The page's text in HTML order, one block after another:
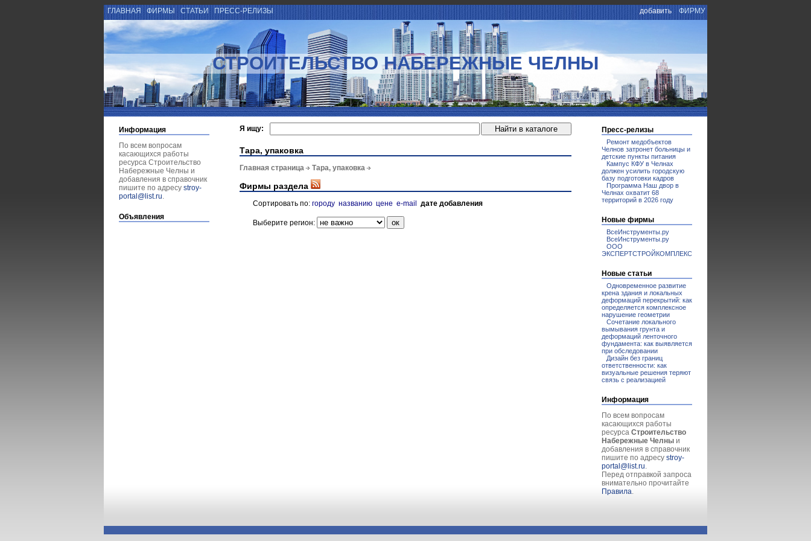
ГЛАВНАЯ ФИРМЫ СТАТЬИ ПРЕСС-РЕЛИЗЫ добавить ФИРМУ
СТРОИТЕЛЬСТВО НАБЕРЕЖНЫЕ ЧЕЛНЫ
Информация
По всем вопросам
касающихся работы
ресурса Строительство
Набережные Челны и
добавления в справочник
пишите по адресу stroy-
portal@list.ru.
Объявления
Я ищу:
Тара, упаковка
Главная страница Тара, упаковка
Фирмы раздела
Сортировать по: городу названию цене e-mail дате добавления
Выберите регион:
Пресс-релизы
Ремонт медобъектов
Челнов затронет больницы и
детские пункты питания
Кампус КФУ в Челнах
должен усилить городскую
базу подготовки кадров
Программа Наш двор в
Челнах охватит 68
территорий в 2026 году
Новые фирмы
ВсеИнструменты.ру
ВсеИнструменты.ру
ООО
ЭКСПЕРТСТРОЙКОМПЛЕКС
Новые статьи
Одновременное развитие
крена здания и локальных
деформаций перекрытий: как
определяется комплексное
нарушение геометрии
Сочетание локального
вымывания грунта и
деформаций ленточного
фундамента: как выявляется
при обследовании
Дизайн без границ
ответственности: как
визуальные решения теряют
связь с реализацией
Информация
По всем вопросам
касающихся работы
ресурса Строительство
Набережные Челны и
добавления в справочник
пишите по адресу stroy-
portal@list.ru.
Перед отправкой запроса
внимательно прочитайте
Правила.